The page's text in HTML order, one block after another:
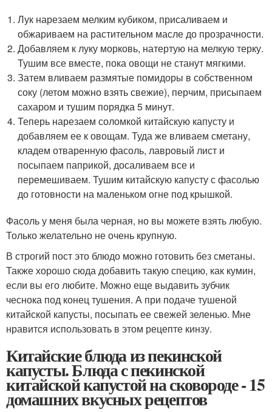
Лук нарезаем мелким кубиком, присаливаем и
обжариваем на растительном масле до прозрачности.
Добавляем к луку морковь, натертую на мелкую терку.
Тушим все вместе, пока овощи не станут мягкими.
Затем вливаем размятые помидоры в собственном
соку (летом можно взять свежие), перчим, присыпаем
сахаром и тушим порядка 5 минут.
Теперь нарезаем соломкой китайскую капусту и
добавляем ее к овощам. Туда же вливаем сметану,
кладем отваренную фасоль, лавровый лист и
посыпаем паприкой, досаливаем все и
перемешиваем. Тушим китайскую капусту с фасолью
до готовности на маленьком огне под крышкой.
Фасоль у меня была черная, но вы можете взять любую.
Только желательно не очень крупную.
В строгий пост это блюдо можно готовить без сметаны.
Также хорошо сюда добавить такую специю, как кумин,
если вы его любите. Можно еще выдавить зубчик
чеснока под конец тушения. А при подаче тушеной
китайской капусты, посыпать ее свежей зеленью. Мне
нравится использовать в этом рецепте кинзу.
Китайские блюда из пекинской
капусты. Блюда с пекинской
китайской капустой на сковороде - 15
домашних вкусных рецептов